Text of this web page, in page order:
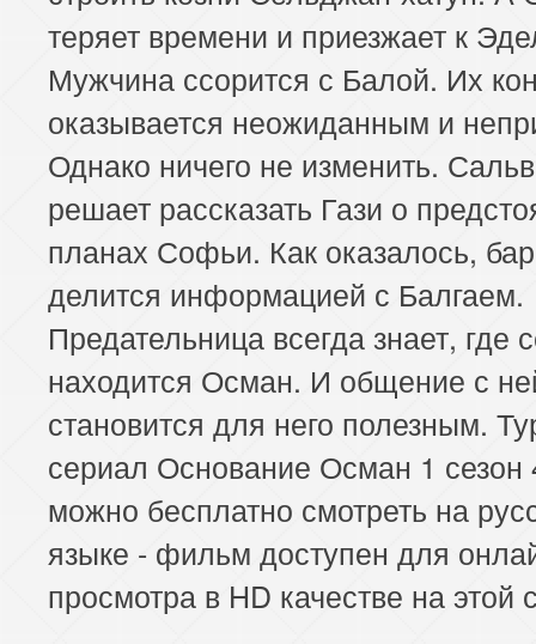
теряет времени и приезжает к
Мужчина ссорится с Балой. Их
оказывается неожиданным и
Однако ничего не изменить.
решает рассказать Гази о
планах Софьи. Как оказалось,
делится информацией с Балгаем.
Предательница всегда знает, где
находится Осман. И общение с
становится для него полезным.
сериал Основание Осман 1 сезон
можно бесплатно смотреть на
языке - фильм доступен для
просмотра в HD качестве на этой